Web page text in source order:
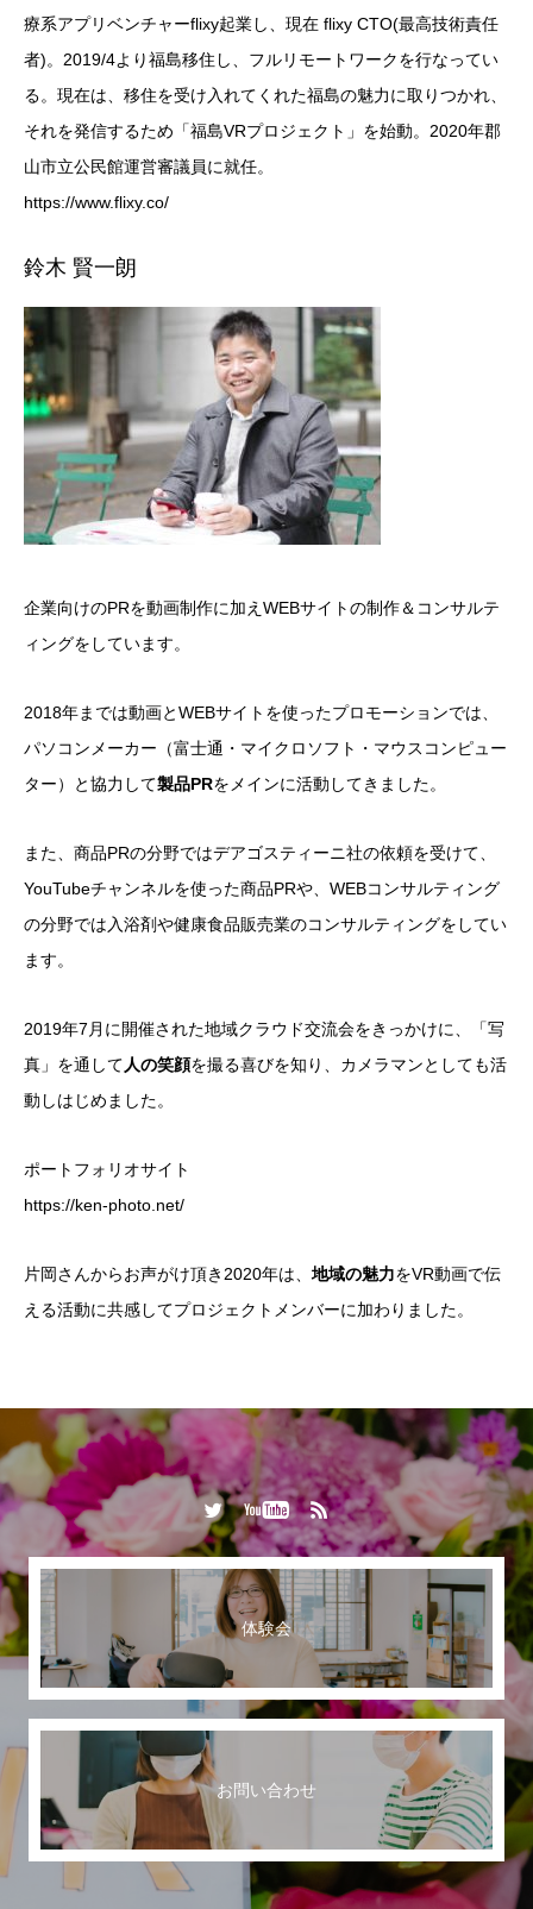
療系アプリベンチャーflixy起業し、現在 flixy CTO(最高技術責任
者)。2019/4より福島移住し、フルリモートワークを行なってい
る。現在は、移住を受け入れてくれた福島の魅力に取りつかれ、
それを発信するため「福島VRプロジェクト」を始動。2020年郡
山市立公民館運営審議員に就任。
https://www.flixy.co/
鈴木 賢一朗
企業向けのPRを動画制作に加えWEBサイトの制作＆コンサルテ
ィングをしています。
2018年までは動画とWEBサイトを使ったプロモーションでは、
パソコンメーカー（富士通・マイクロソフト・マウスコンピュー
ター）と協力して製品PRをメインに活動してきました。
また、商品PRの分野ではデアゴスティーニ社の依頼を受けて、
YouTubeチャンネルを使った商品PRや、WEBコンサルティング
の分野では入浴剤や健康食品販売業のコンサルティングをしてい
ます。
2019年7月に開催された地域クラウド交流会をきっかけに、「写
真」を通して 人の笑顔を撮る喜びを知り、カメラマンとしても活
動しはじめました。
ポートフォリオサイト
https://ken-photo.net/
片岡さんからお声がけ頂き2020年は、 地域の魅力をVR動画で伝
える活動に共感してプロジェクトメンバーに加わりました。
体験会
お問い合わせ